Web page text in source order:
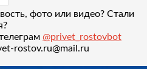
фото или видео? Стали
@privet_rostovbot
rostov.ru@mail.ru